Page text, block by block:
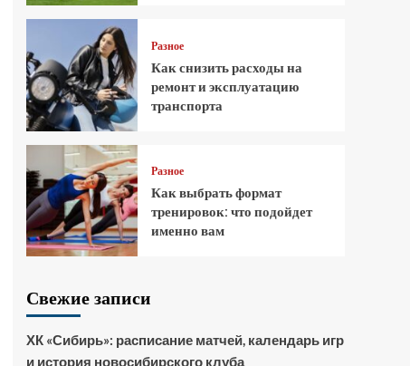
Разное
Как снизить расходы на
ремонт и эксплуатацию
транспорта
Разное
Как выбрать формат
тренировок: что подойдет
именно вам
Свежие записи
ХК «Сибирь»: расписание матчей, календарь игр
и история новосибирского клуба